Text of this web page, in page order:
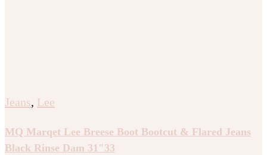
Jeans, Lee
MQ Marqet Lee Breese Boot Bootcut & Flared Jeans
Black Rinse Dam 31″33